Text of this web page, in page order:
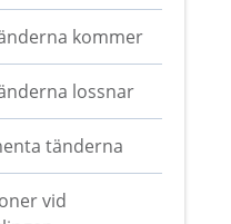
kommer
lossnar
tänderna
vid